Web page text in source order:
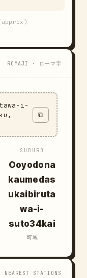
ROMAJI · ローマ字
i-
⧉
SUBURB
Ooyodona
kaumedas
ukaibiruta
wa-i-
suto34kai
町域
NEAREST STATIONS